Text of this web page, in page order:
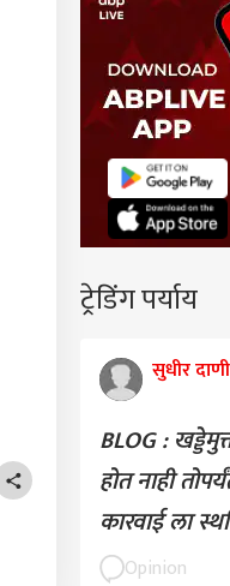
ट्रेडिंग पर्याय
सुधीर दाणी
BLOG : खड्डेमुक्त
होत नाही
कारवाई ला
Opinion